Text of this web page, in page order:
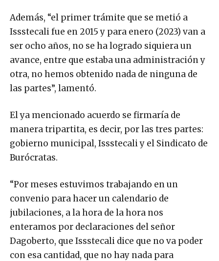
Además, “el primer trámite que se metió a
Issstecali fue en 2015 y para enero (2023) van a
ser ocho años, no se ha logrado siquiera un
avance, entre que estaba una administración y
otra, no hemos obtenido nada de ninguna de
las partes”, lamentó.
El ya mencionado acuerdo se firmaría de
manera tripartita, es decir, por las tres partes:
gobierno municipal, Issstecali y el Sindicato de
Burócratas.
“Por meses estuvimos trabajando en un
convenio para hacer un calendario de
jubilaciones, a la hora de la hora nos
enteramos por declaraciones del señor
Dagoberto, que Issstecali dice que no va poder
con esa cantidad, que no hay nada para